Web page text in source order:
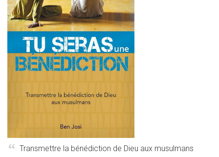
Transmettre la bénédiction de Dieu aux musulmans